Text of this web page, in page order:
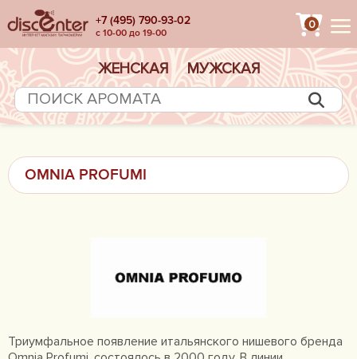
+7 (495) 790-93-02
с 10-00 до 19-00
0
ЖЕНСКАЯ МУЖСКАЯ
OMNIA PROFUMI
Триумфальное появление итальянского нишевого бренда